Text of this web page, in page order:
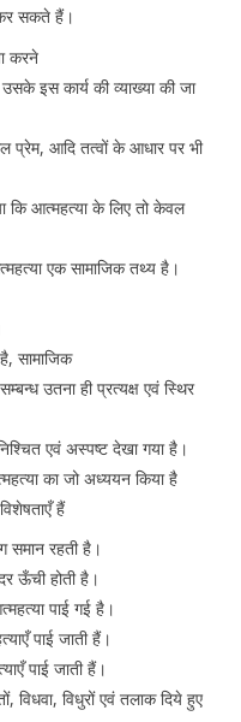
सकते हैं।
करने
इस कार्य की व्याख्या की जा
प्रेम, आदि तत्वों के आधार पर भी
कि आत्महत्या के लिए तो केवल
एक सामाजिक तथ्य है।
सामाजिक
उतना ही प्रत्यक्ष एवं स्थिर
एवं अस्पष्ट देखा गया है।
का जो अध्ययन किया है
हैं
समान रहती है।
ऊँची होती है।
पाई गई है।
पाई जाती हैं।
पाई जाती हैं।
विधवा, विधुरों एवं तलाक दिये हुए